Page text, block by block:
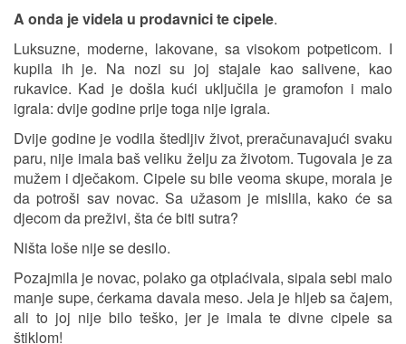
A onda je videla u prodavnici te cipele.
Luksuzne, moderne, lakovane, sa visokom potpeticom. I
kupila ih je. Na nozi su joj stajale kao salivene, kao
rukavice. Kad je došla kući uključila je gramofon i malo
igrala: dvije godine prije toga nije igrala.
Dvije godine je vodila štedljiv život, preračunavajući svaku
paru, nije imala baš veliku želju za životom. Tugovala je za
mužem i dječakom. Cipele su bile veoma skupe, morala je
da potroši sav novac. Sa užasom je mislila, kako će sa
djecom da preživi, šta će biti sutra?
Ništa loše nije se desilo.
Pozajmila je novac, polako ga otplaćivala, sipala sebi malo
manje supe, ćerkama davala meso. Jela je hljeb sa čajem,
ali to joj nije bilo teško, jer je imala te divne cipele sa
štiklom!